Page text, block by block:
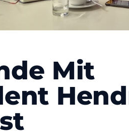
Mit